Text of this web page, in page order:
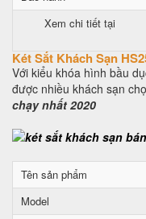
Xem chi tiết tại
Két Sắt Khách Sạn
Với kiểu khóa hình bầu
được nhiều khách sạn
chạy nhất 2020
Tên sản phẩm
Model